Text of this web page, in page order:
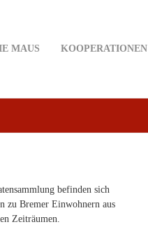
MAUS KOOPERATIONEN
befinden sich
zu Bremer Einwohnern aus
Zeiträumen.